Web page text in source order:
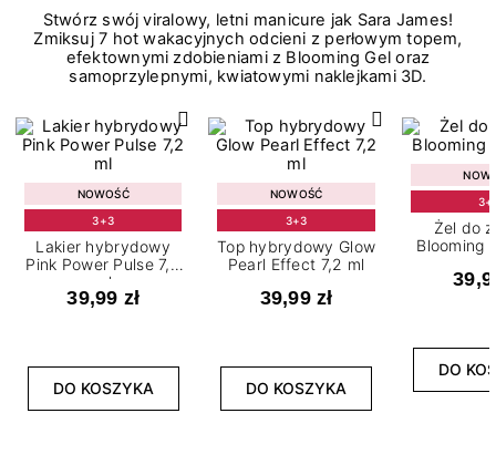
Stwórz swój viralowy, letni manicure jak Sara James!
Zmiksuj 7 hot wakacyjnych odcieni z perłowym topem,
efektownymi zdobieniami z Blooming Gel oraz
samoprzylepnymi, kwiatowymi naklejkami 3D.
NOWOŚĆ
3+3
Lakier hybrydowy
Pink Power Pulse 7,2
ml
39,99 zł
DO KOSZYKA
NOWOŚĆ
3+3
Top hybrydowy Glow
Pearl Effect 7,2 ml
39,99 zł
DO KOSZYKA
Żel do
Blooming
DO